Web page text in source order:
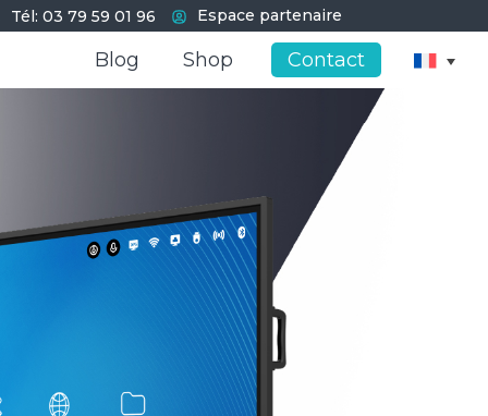
Tél: 03 79 59 01 96 Espace partenaire
Contact
Shop
Blog Contact
Shop
Blog